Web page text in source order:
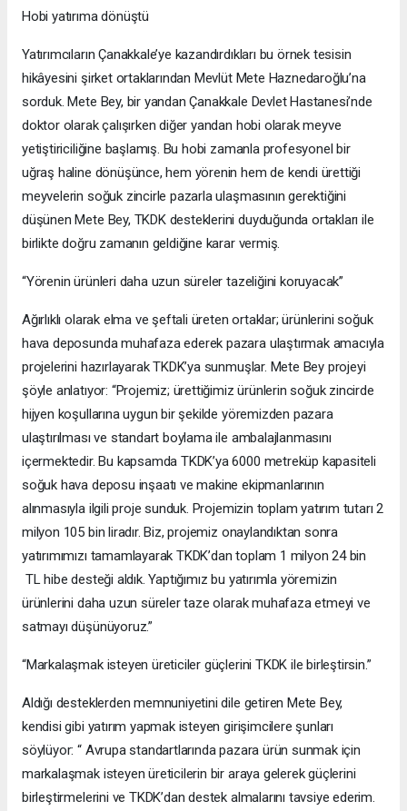
Hobi yatırıma dönüştü
Yatırımcıların Çanakkale’ye kazandırdıkları bu örnek tesisin
hikâyesini şirket ortaklarından Mevlüt Mete Haznedaroğlu’na
sorduk. Mete Bey, bir yandan Çanakkale Devlet Hastanesi’nde
doktor olarak çalışırken diğer yandan hobi olarak meyve
yetiştiriciliğine başlamış. Bu hobi zamanla profesyonel bir
uğraş haline dönüşünce, hem yörenin hem de kendi ürettiği
meyvelerin soğuk zincirle pazarla ulaşmasının gerektiğini
düşünen Mete Bey, TKDK desteklerini duyduğunda ortakları ile
birlikte doğru zamanın geldiğine karar vermiş.
“Yörenin ürünleri daha uzun süreler tazeliğini koruyacak”
Ağırlıklı olarak elma ve şeftali üreten ortaklar; ürünlerini soğuk
hava deposunda muhafaza ederek pazara ulaştırmak amacıyla
projelerini hazırlayarak TKDK’ya sunmuşlar. Mete Bey projeyi
şöyle anlatıyor: “Projemiz; ürettiğimiz ürünlerin soğuk zincirde
hijyen koşullarına uygun bir şekilde yöremizden pazara
ulaştırılması ve standart boylama ile ambalajlanmasını
içermektedir. Bu kapsamda TKDK’ya 6000 metreküp kapasiteli
soğuk hava deposu inşaatı ve makine ekipmanlarının
alınmasıyla ilgili proje sunduk. Projemizin toplam yatırım tutarı 2
milyon 105 bin liradır. Biz, projemiz onaylandıktan sonra
yatırımımızı tamamlayarak TKDK’dan toplam 1 milyon 24 bin
TL hibe desteği aldık. Yaptığımız bu yatırımla yöremizin
ürünlerini daha uzun süreler taze olarak muhafaza etmeyi ve
satmayı düşünüyoruz.”
“Markalaşmak isteyen üreticiler güçlerini TKDK ile birleştirsin.”
Aldığı desteklerden memnuniyetini dile getiren Mete Bey,
kendisi gibi yatırım yapmak isteyen girişimcilere şunları
söylüyor: “ Avrupa standartlarında pazara ürün sunmak için
markalaşmak isteyen üreticilerin bir araya gelerek güçlerini
birleştirmelerini ve TKDK’dan destek almalarını tavsiye ederim.